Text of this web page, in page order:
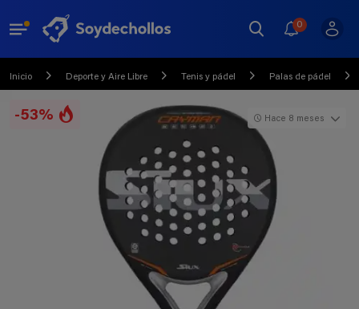
0
Inicio Deporte y Aire Libre Tenis y pádel Palas de pádel
-53% Hace 8 meses